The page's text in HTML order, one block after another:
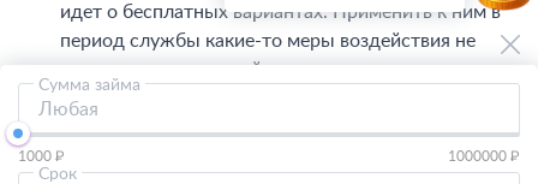
Любая
Сумма займа
1000 ₽ 1000000 ₽
Срок
идет о бесплатных вариантах. Применить к ним в
период службы какие-то меры воздействия не
удастся – погасить займ они смогут лишь после
возвращения.
Молодые женщины уходят в декрет еще более
внезапно, чем мужчины в армию. Но их